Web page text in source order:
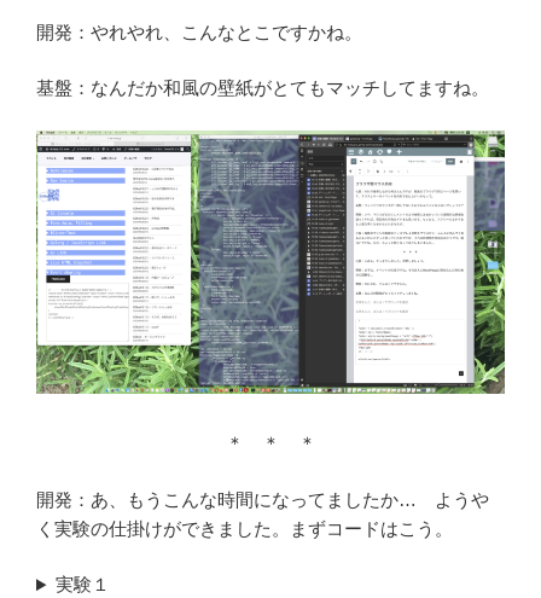
開発：やれやれ、こんなとこですかね。
基盤：なんだか和風の壁紙がとてもマッチしてますね。
＊ ＊ ＊
開発：あ、もうこんな時間になってましたか… ようや
く実験の仕掛けができました。まずコードはこう。
実験１